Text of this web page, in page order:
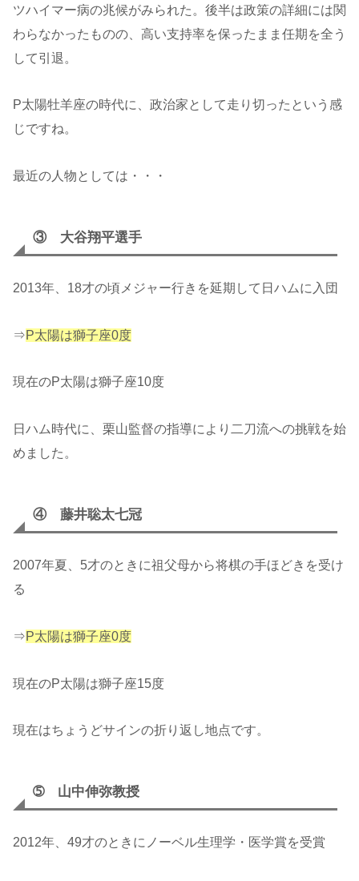
ツハイマー病の兆候がみられた。後半は政策の詳細には関
わらなかったものの、高い支持率を保ったまま任期を全う
して引退。
P太陽牡羊座の時代に、政治家として走り切ったという感
じですね。
最近の人物としては・・・
③ 大谷翔平選手
2013年、18才の頃メジャー行きを延期して日ハムに入団
⇒P太陽は獅子座0度
現在のP太陽は獅子座10度
日ハム時代に、栗山監督の指導により二刀流への挑戦を始
めました。
④ 藤井聡太七冠
2007年夏、5才のときに祖父母から将棋の手ほどきを受け
る
⇒P太陽は獅子座0度
現在のP太陽は獅子座15度
現在はちょうどサインの折り返し地点です。
➄ 山中伸弥教授
2012年、49才のときにノーベル生理学・医学賞を受賞